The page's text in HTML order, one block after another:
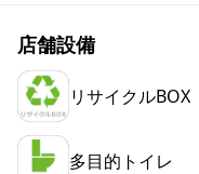
店舗設備
リサイクルBOX
多目的トイレ